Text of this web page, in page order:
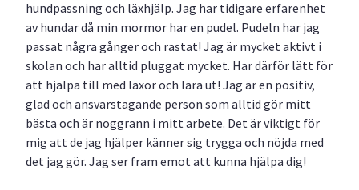
hundpassning och läxhjälp. Jag har tidigare erfarenhet
av hundar då min mormor har en pudel. Pudeln har jag
passat några gånger och rastat! Jag är mycket aktivt i
skolan och har alltid pluggat mycket. Har därför lätt för
att hjälpa till med läxor och lära ut! Jag är en positiv,
glad och ansvarstagande person som alltid gör mitt
bästa och är noggrann i mitt arbete. Det är viktigt för
mig att de jag hjälper känner sig trygga och nöjda med
det jag gör. Jag ser fram emot att kunna hjälpa dig!